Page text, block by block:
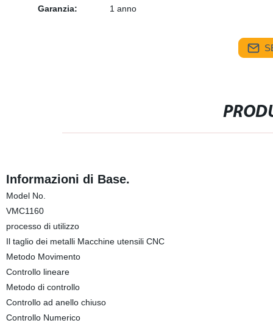
Garanzia:
1 anno
Informazioni di Base.
Model No.
VMC1160
processo di utilizzo
Il taglio dei metalli Macchine utensili CNC
Metodo Movimento
Controllo lineare
Metodo di controllo
Controllo ad anello chiuso
Controllo Numerico